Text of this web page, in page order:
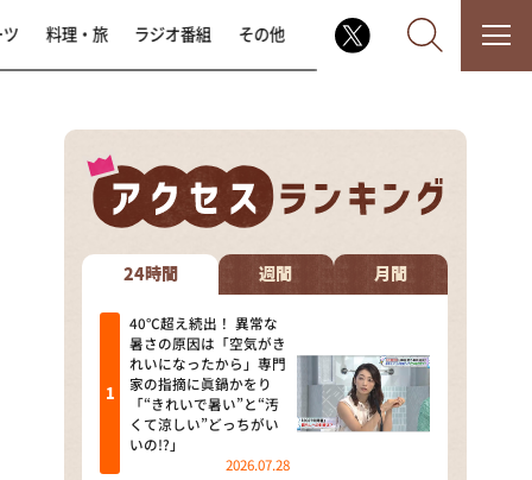
なるみ・岡村の過ぎるTV
相席食堂
これ余談なんですけど・・・
～人生密着トークバラエティ！
～ やすとものいたって真剣です
探偵！ナイトスクープ
料理・旅 ラジオ番組 その他
24時間 週間 月間
40℃超え続出！ 異常な
暑さの原因は「空気がき
れいになったから」専門
家の指摘に眞鍋かをり
「“きれいで暑い”と“汚
くて涼しい”どっちがい
いの!?」
2026.07.28